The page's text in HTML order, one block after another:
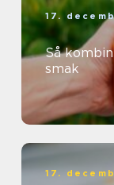
17.
Så
smak
17.